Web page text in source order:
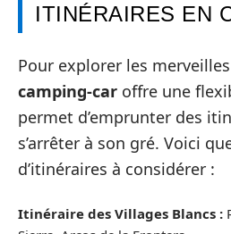
ITINÉRAIRES EN
Pour explorer les
camping-car offre une
permet d’emprunter des
s’arrêter à son gré. Voici
d’itinéraires à considérer :
Itinéraire des Villages Blancs :